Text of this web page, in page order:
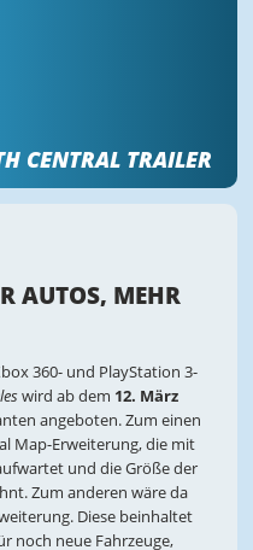
CENTRAL TRAILER
AUTOS, MEHR S
360- und PlayStation 3-
wird ab dem 12. März
angeboten. Zum einen
Map-Erweiterung, die mit
und die Größe der
Zum anderen wäre da
Diese beinhaltet
noch neue Fahrzeuge,